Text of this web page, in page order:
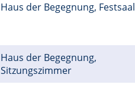
Haus der Begegnung, Festsaal
Haus der Begegnung,
Sitzungszimmer